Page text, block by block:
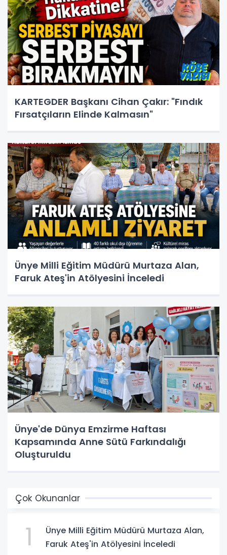
KARTEGDER Başkanı Cihan Çakır: "Fındık
Fırsatçıların Elinde Kalmasın"
Ünye Milli Eğitim Müdürü Murtaza Alan,
Faruk Ateş'in Atölyesini İnceledi
Ünye'de Dünya Emzirme Haftası
Kapsamında Anne Sütü Farkındalığı
Oluşturuldu
Çok Okunanlar
1
Ünye Milli Eğitim Müdürü Murtaza Alan,
Faruk Ateş'in Atölyesini İnceledi